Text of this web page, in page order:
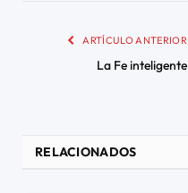
ARTÍCULO ANTERIOR
La Fe inteligente
RELACIONADOS